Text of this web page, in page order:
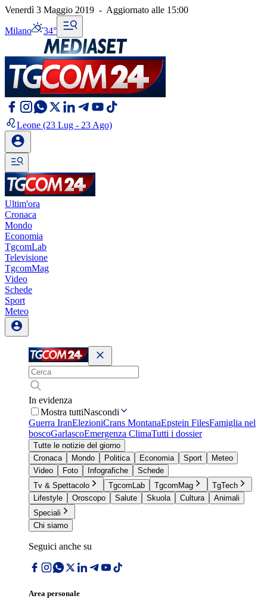
Venerdì 3 Maggio 2019 - Aggiornato alle 15:00
Milano 34°
Leone (23 Lug - 23 Ago)
Ultim'ora
Cronaca
Mondo
Economia
TgcomLab
Televisione
TgcomMag
Video
Schede
Sport
Meteo
In evidenza
Mostra tuttiNascondi
Guerra IranElezioniCrans MontanaEpstein FilesFamiglia nel
boscoGarlascoEmergenza ClimaTutti i dossier
Tutte le notizie del giorno
Cronaca
Mondo Politica Economia Sport
Meteo
Video
Foto Infografiche
Schede
Tv & Spettacolo
TgcomLab TgcomMag
TgTech
Lifestyle
Oroscopo Salute Skuola Cultura
Animali
Speciali
Chi siamo
Seguici anche su
Area personale